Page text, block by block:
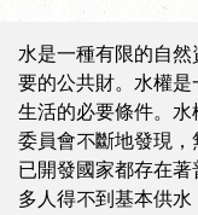
水是一種有限的自
要的公共財。水權
生活的必要條件。水
委員會不斷地發現
已開發國家都存在
多人得不到基本供